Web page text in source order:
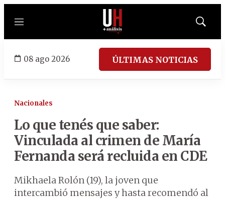
Menú
Mostrar
08 ago 2026 ÚLTIMAS NOTICIAS
Nacionales
Lo que tenés que saber:
Vinculada al crimen de María
Fernanda será recluida en CDE
Mikhaela Rolón (19), la joven que
intercambió mensajes y hasta recomendó al